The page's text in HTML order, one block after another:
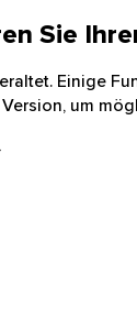
Sie
Einige
um